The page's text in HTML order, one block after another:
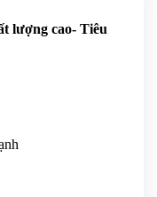
lượng cao- Tiêu